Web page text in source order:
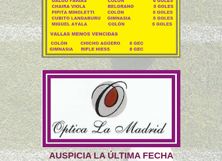
AUSPICIA LA ÚLTIMA FECHA